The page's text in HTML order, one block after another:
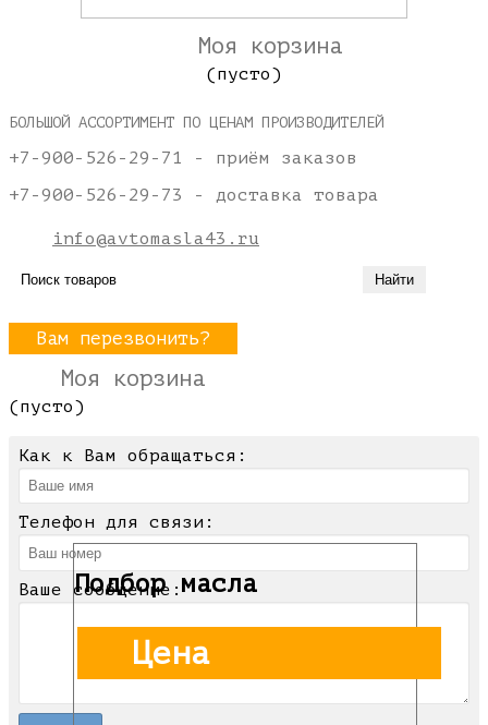
Моя корзина
(пусто)
БОЛЬШОЙ АССОРТИМЕНТ ПО ЦЕНАМ ПРОИЗВОДИТЕЛЕЙ
+7-900-526-29-71 - приём заказов
+7-900-526-29-73 - доставка товара
info@avtomasla43.ru
Вам перезвонить?
Моя корзина
(пусто)
Как к Вам обращаться:
Телефон для связи:
Ваше сообщение:
Подбор масла
Цена